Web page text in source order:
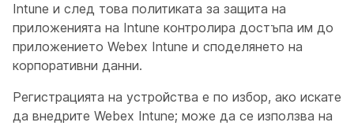
Intune и след това политиката за защита на
приложенията на Intune контролира достъпа им до
приложението Webex Intune и споделянето на
корпоративни данни.
Регистрацията на устройства е по избор, ако искате
да внедрите Webex Intune; може да се използва на